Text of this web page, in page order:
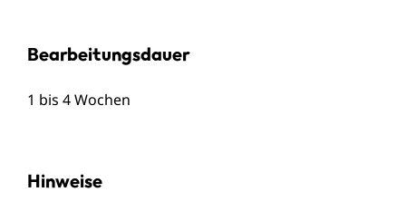
Bearbeitungsdauer
1 bis 4 Wochen
Hinweise